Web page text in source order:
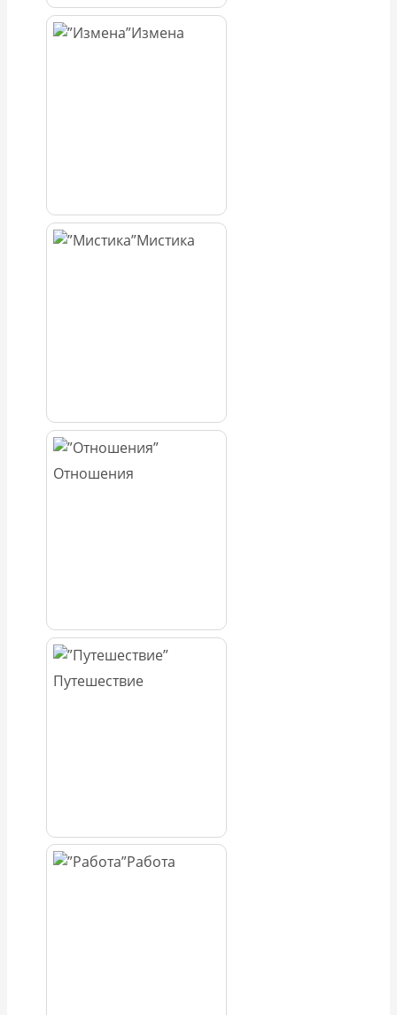
Измена
Мистика
Отношения
Путешествие
Работа